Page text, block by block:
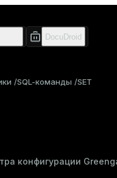
SQL-команды SET
конфигурации